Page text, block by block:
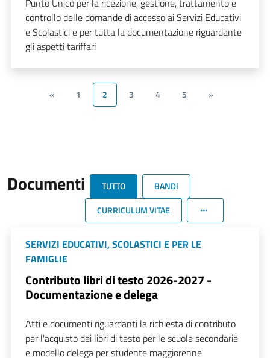
Punto Unico per la ricezione, gestione, trattamento e
controllo delle domande di accesso ai Servizi Educativi
e Scolastici e per tutta la documentazione riguardante
gli aspetti tariffari
« 1 2 3 4 5 »
Documenti TUTTO
BANDI
CURRICULUM VITAE
SERVIZI EDUCATIVI, SCOLASTICI E PER LE
FAMIGLIE
Contributo libri di testo 2026-2027 -
Documentazione e delega
Atti e documenti riguardanti la richiesta di contributo
per l'acquisto dei libri di testo per le scuole secondarie
e modello delega per studente maggiorenne